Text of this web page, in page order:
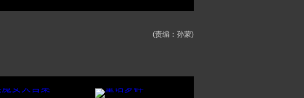
(责编：孙蒙)